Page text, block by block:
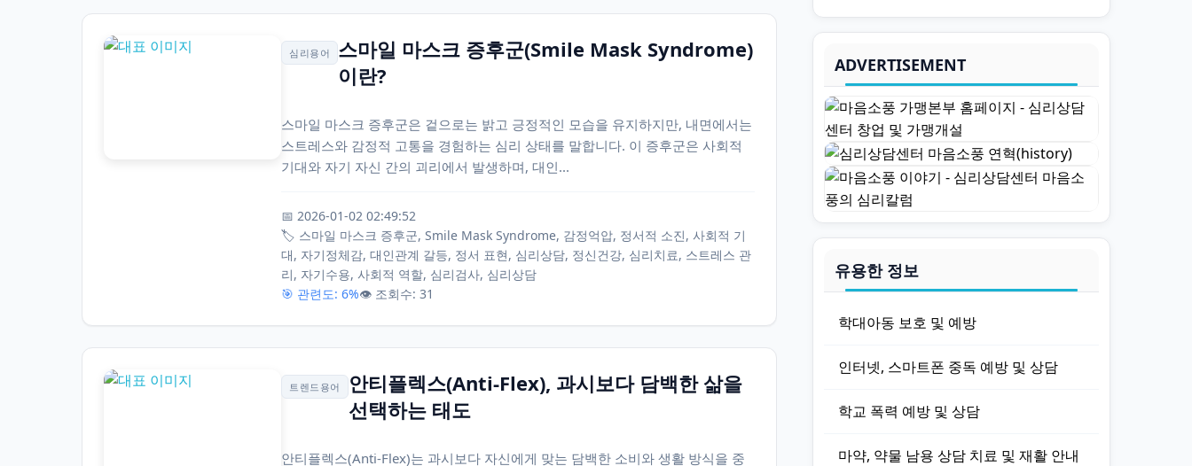
심리용어
스마일 마스크 증후군(Smile Mask Syndrome)
이란?
스마일 마스크 증후군은 겉으로는 밝고 긍정적인 모습을 유지하지만, 내면에서는
스트레스와 감정적 고통을 경험하는 심리 상태를 말합니다. 이 증후군은 사회적
기대와 자기 자신 간의 괴리에서 발생하며, 대인...
📅 2026-01-02 02:49:52
🏷️ 스마일 마스크 증후군, Smile Mask Syndrome, 감정억압, 정서적 소진, 사회적 기
대, 자기정체감, 대인관계 갈등, 정서 표현, 심리상담, 정신건강, 심리치료, 스트레스 관
리, 자기수용, 사회적 역할, 심리검사, 심리상담
🎯 관련도: 6%👁️ 조회수: 31
트렌드용어
안티플렉스(Anti-Flex), 과시보다 담백한 삶을
선택하는 태도
안티플렉스(Anti-Flex)는 과시보다 자신에게 맞는 담백한 소비와 생활 방식을 중
ADVERTISEMENT
유용한 정보
학대아동 보호 및 예방
인터넷, 스마트폰 중독 예방 및 상담
학교 폭력 예방 및 상담
마약, 약물 남용 상담 치료 및 재활 안내